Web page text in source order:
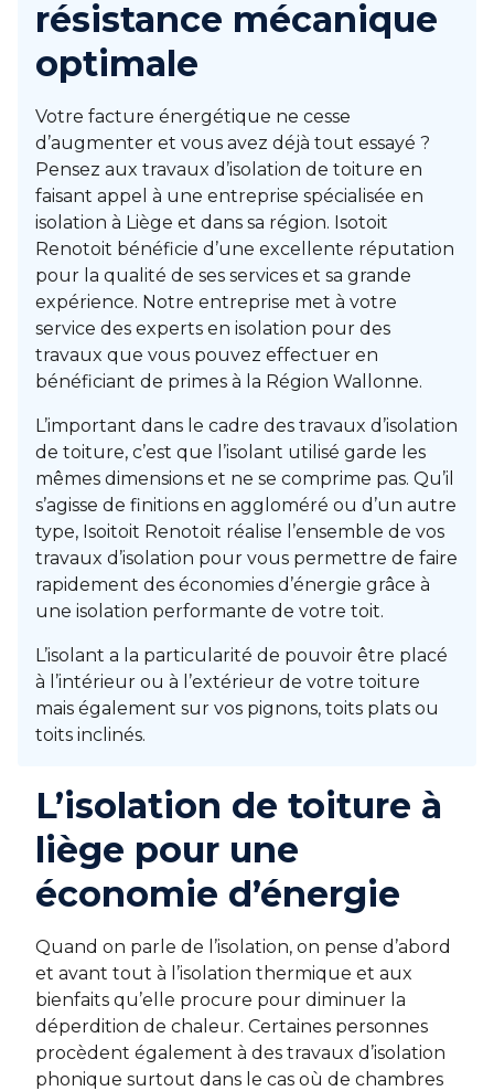
résistance mécanique
optimale
Votre facture énergétique ne cesse
d’augmenter et vous avez déjà tout essayé ?
Pensez aux travaux d’isolation de toiture en
faisant appel à une entreprise spécialisée en
isolation à Liège et dans sa région. Isotoit
Renotoit bénéficie d’une excellente réputation
pour la qualité de ses services et sa grande
expérience. Notre entreprise met à votre
service des experts en isolation pour des
travaux que vous pouvez effectuer en
bénéficiant de primes à la Région Wallonne.
L’important dans le cadre des travaux d’isolation
de toiture, c’est que l’isolant utilisé garde les
mêmes dimensions et ne se comprime pas. Qu’il
s’agisse de finitions en aggloméré ou d’un autre
type, Isoitoit Renotoit réalise l’ensemble de vos
travaux d’isolation pour vous permettre de faire
rapidement des économies d’énergie grâce à
une isolation performante de votre toit.
L’isolant a la particularité de pouvoir être placé
à l’intérieur ou à l’extérieur de votre toiture
mais également sur vos pignons, toits plats ou
toits inclinés.
L’isolation de toiture à
liège pour une
économie d’énergie
Quand on parle de l’isolation, on pense d’abord
et avant tout à l’isolation thermique et aux
bienfaits qu’elle procure pour diminuer la
déperdition de chaleur. Certaines personnes
procèdent également à des travaux d’isolation
phonique surtout dans le cas où de chambres